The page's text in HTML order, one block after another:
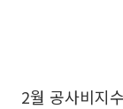
2월 공사비지